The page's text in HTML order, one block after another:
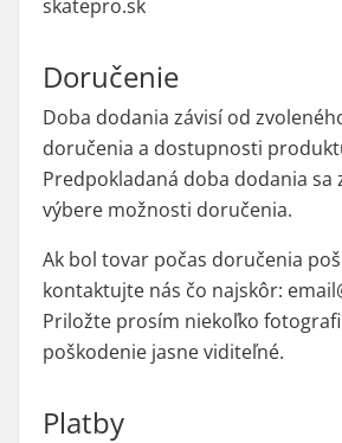
skatepro.sk
Doručenie
Doba dodania závisí od
doručenia a dostupnosti
Predpokladaná doba dodania sa
výbere možnosti doručenia.
Ak bol tovar počas doručenia
kontaktujte nás čo najskôr:
Priložte prosím niekoľko
poškodenie jasne viditeľné.
Platby